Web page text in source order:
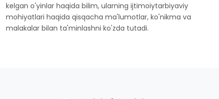
kelgan o'yinlar haqida bilim, ularning ijtimoiytarbiyaviy
mohiyatlari haqida qisqacha ma'lumotlar, ko'nikma va
malakalar bilan ta'minlashni ko'zda tutadi.